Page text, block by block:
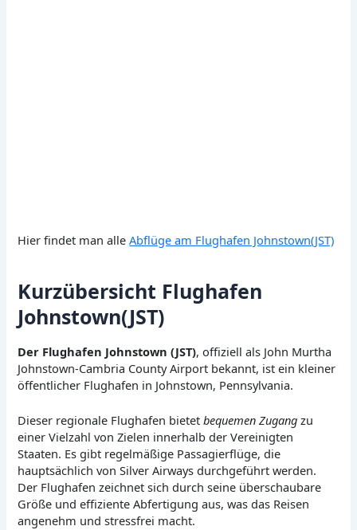
Hier findet man alleAbflüge am Flughafen Johnstown(JST)
Kurzübersicht Flughafen
Johnstown(JST)
Der Flughafen Johnstown (JST), offiziell als John Murtha
Johnstown-Cambria County Airport bekannt, ist ein kleiner
öffentlicher Flughafen in Johnstown, Pennsylvania.
Dieser regionale Flughafen bietetbequemen Zugang zu
einer Vielzahl von Zielen innerhalb der Vereinigten
Staaten. Es gibt regelmäßige Passagierflüge, die
hauptsächlich von Silver Airways durchgeführt werden.
Der Flughafen zeichnet sich durch seine überschaubare
Größe und effiziente Abfertigung aus, was das Reisen
angenehm und stressfrei macht.